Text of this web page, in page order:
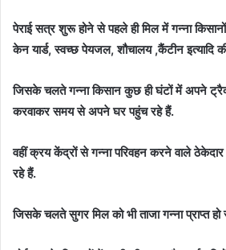
पेराई सत्र शुरू होने से पहले ही मिल में गन्ना
केन यार्ड, स्वच्छ पेयजल, शौचालय ,कैंटीन इत्यादि
जिसके चलते गन्ना किसान कुछ ही घंटों में अपने
करवाकर समय से अपने घर पहुंच रहे हैं.
वहीं क्रय केंद्रों से गन्ना परिवहन करने वाले
रहे हैं.
जिसके चलते सुगर मिल को भी ताजा गन्ना प्राप्त हो